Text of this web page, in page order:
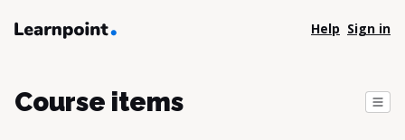
Help Sign in
Course items